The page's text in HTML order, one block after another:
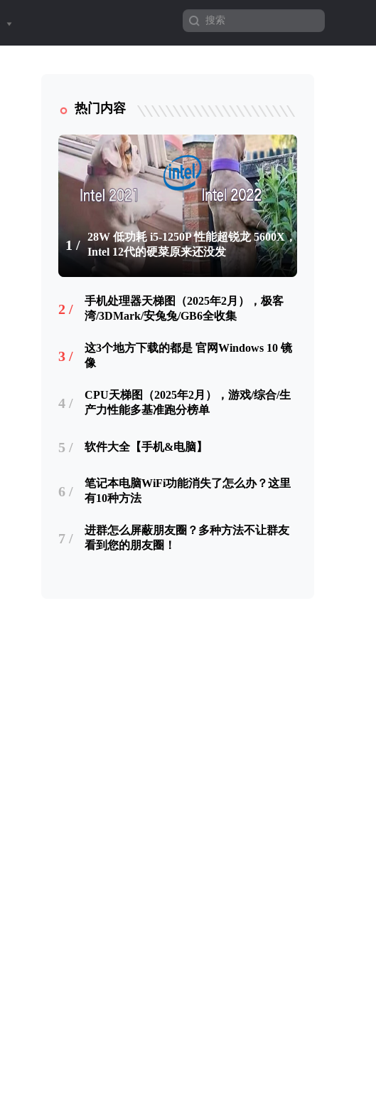
热门内容
1 /
28W 低功耗 i5-1250P 性能超锐龙 5600X，
Intel 12代的硬菜原来还没发
2 /
手机处理器天梯图（2025年2月），极客
湾/3DMark/安兔兔/GB6全收集
3 /
这3个地方下载的都是 官网Windows 10 镜
像
4 /
CPU天梯图（2025年2月），游戏/综合/生
产力性能多基准跑分榜单
5 / 软件大全【手机&电脑】
6 /
笔记本电脑WiFi功能消失了怎么办？这里
有10种方法
7 /
进群怎么屏蔽朋友圈？多种方法不让群友
看到您的朋友圈！